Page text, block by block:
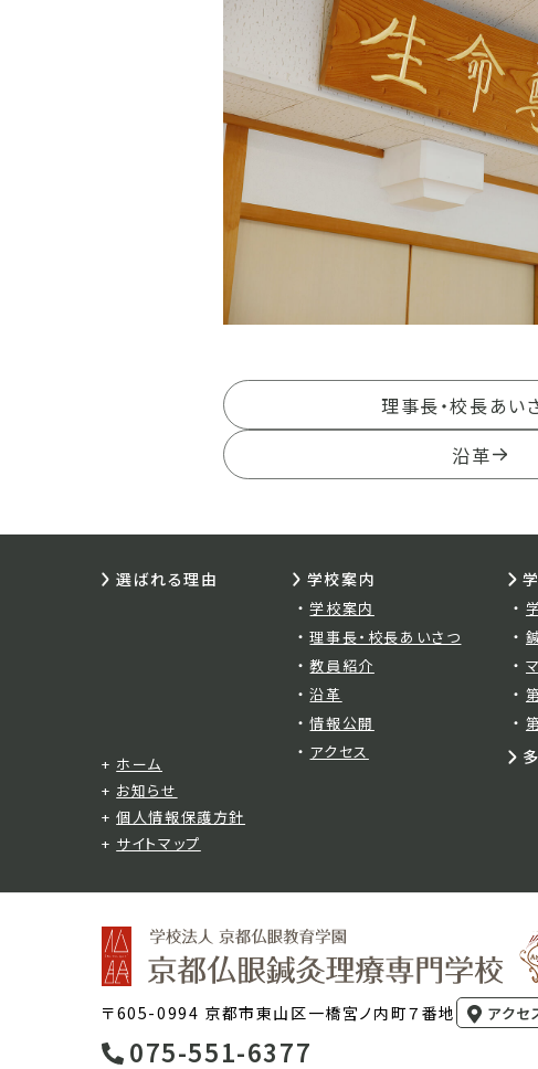
理事長・校長あい
沿革
選ばれる理由
ホーム
お知らせ
個人情報保護方針
サイトマップ
学校案内
学校案内
理事長・校長あいさつ
教員紹介
沿革
情報公開
アクセス
〒605-0994 京都市東山区一橋宮ノ内町７番地 アクセ
075-551-6377